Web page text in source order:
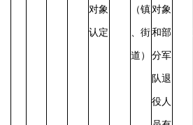
对象
认定
（镇
、街
道）
对象
和部
分军
队退
役人